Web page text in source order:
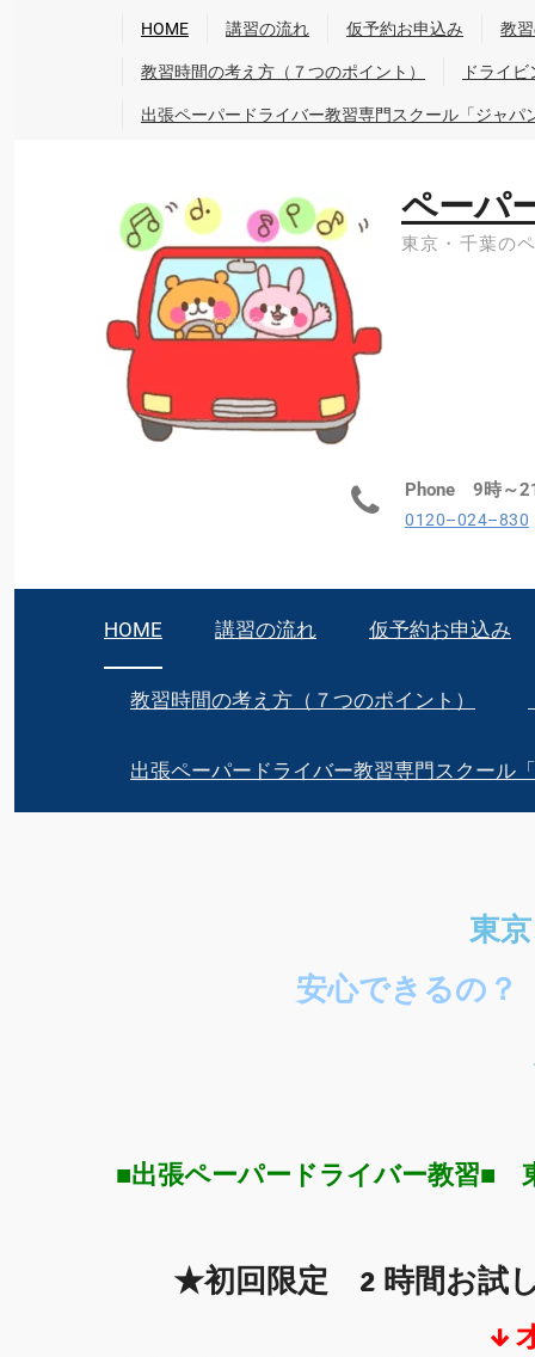
HOME 講習の流れ 仮予約お申込み 教
教習時間の考え方（７つのポイント） ドライ
出張ペーパードライバー教習専門スクール「ジャ
ペーパ
東京・千葉の
Phone 9時～
0120–024–830
HOME 講習の流れ 仮予約お申込み
教習時間の考え方（７つのポイント）
出張ペーパードライバー教習専門スクール
東
安心できるの
■出張ペーパードライバー教習■
★初回限定 2 時間お試
↓